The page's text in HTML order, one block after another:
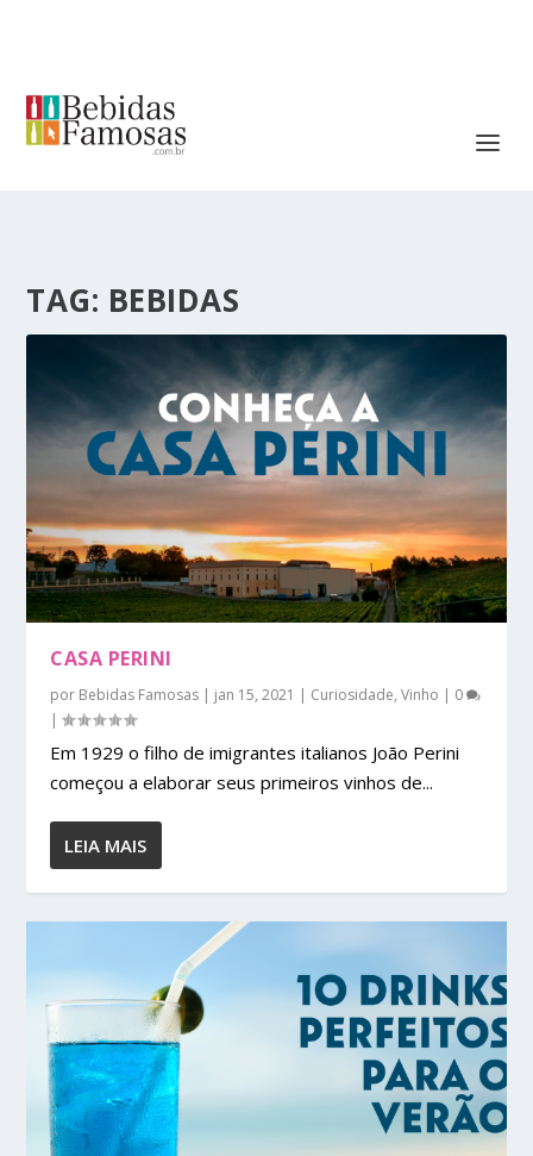
TAG: BEBIDAS
CASA PERINI
por Bebidas Famosas | jan 15, 2021 | Curiosidade,Vinho | 0
|
Em 1929 o filho de imigrantes italianos João Perini
começou a elaborar seus primeiros vinhos de...
LEIA MAIS